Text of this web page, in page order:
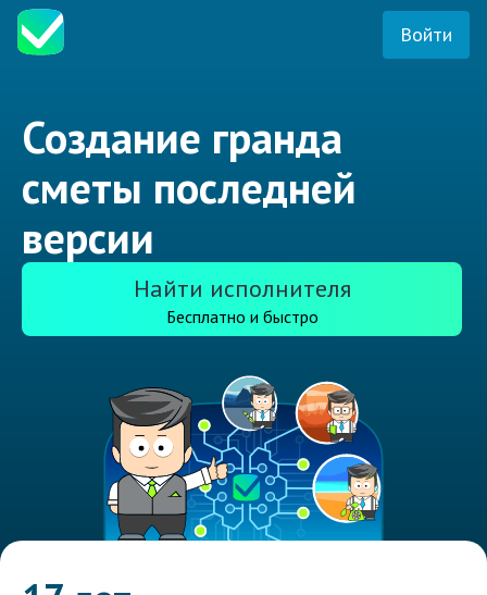
Войти
Создание гранда
сметы последней
версии
Найти исполнителя
Бесплатно и быстро